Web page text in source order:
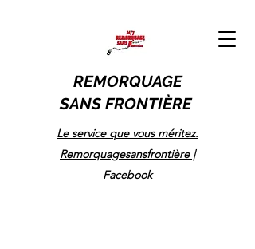
REMORQUAGE
SANS FRONTIÈRE
Le service que vous méritez.
Remorquagesansfrontière |
Facebook